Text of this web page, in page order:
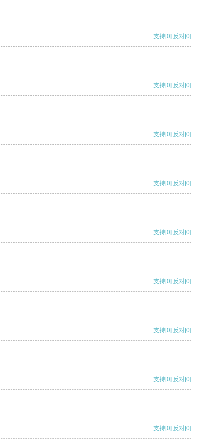
支持[0] 反对[0]
支持[0] 反对[0]
支持[0] 反对[0]
支持[0] 反对[0]
支持[0] 反对[0]
支持[0] 反对[0]
支持[0] 反对[0]
支持[0] 反对[0]
支持[0] 反对[0]